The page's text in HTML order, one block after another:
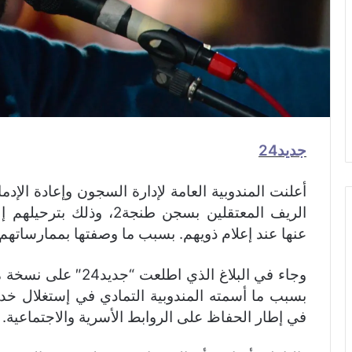
جديد24
أعلنت المندوبية العامة لإدارة السجون وإعادة
الريف المعتقلين بسجن
عنها عند إعلام ذويهم. بسبب ما وصفتها
وجاء في البلاغ
بسبب ما أسمته المندوبية التمادي في إستغلال
في إطار الحفاظ على الروابط الأسرية والاجتماعية.